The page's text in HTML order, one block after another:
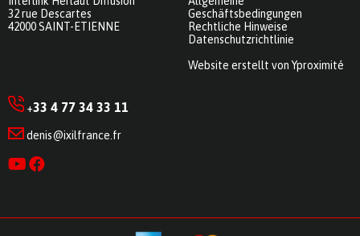
32 rue Descartes
42000 SAINT-ETIENNE
Geschäftsbedingungen
Rechtliche Hinweise
Datenschutzrichtlinie
Website erstellt von Yproximité
+33 4 77 34 33 11
denis@ixilfrance.fr